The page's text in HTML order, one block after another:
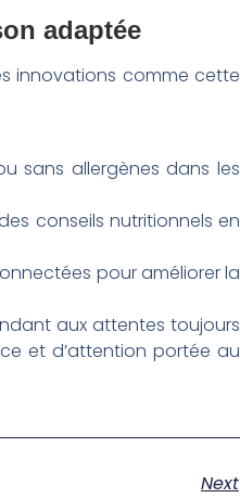
adaptée
innovations comme cette
sans allergènes dans les
conseils nutritionnels en
pour améliorer la
aux attentes toujours
et d’attention portée au
Next